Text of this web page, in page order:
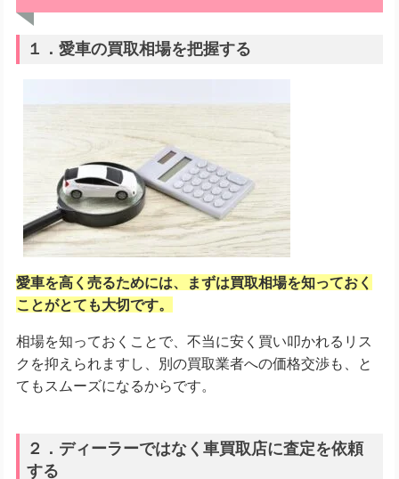
１．愛車の買取相場を把握する
愛車を高く売るためには、まずは買取相場を知っておく
ことがとても大切です。
相場を知っておくことで、不当に安く買い叩かれるリス
クを抑えられますし、別の買取業者への価格交渉も、と
てもスムーズになるからです。
２．ディーラーではなく車買取店に査定を依頼
する